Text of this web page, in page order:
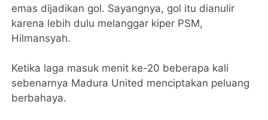
emas dijadikan gol. Sayangnya, gol itu dianulir
karena lebih dulu melanggar kiper PSM,
Hilmansyah.
Ketika laga masuk menit ke-20 beberapa kali
sebenarnya Madura United menciptakan peluang
berbahaya.